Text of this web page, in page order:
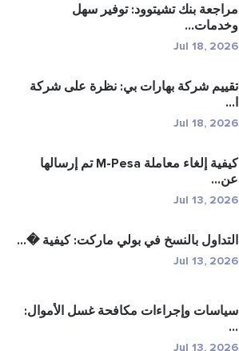
مراجعة بنك تشيتوود: توفير سهل
وخدمات...
Jul 18, 2026
تقييم شركة بهارات بي: نظرة على شركة
ا...
Jul 18, 2026
كيفية إلغاء معاملة M-Pesa تم إرسالها
عن...
Jul 13, 2026
التداول بالنسخ في بولي ماركت: كيفية �...
Jul 13, 2026
سياسات وإجراءات مكافحة غسل الأموال:
...
Jul 13, 2026